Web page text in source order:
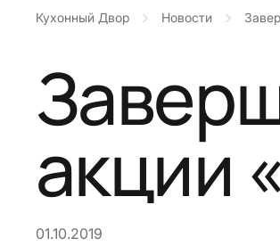
Кухонный Двор Новости
акции
01.10.2019